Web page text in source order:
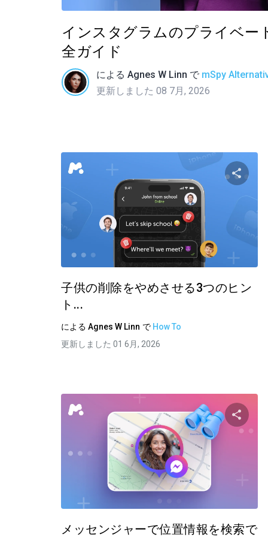
インスタグラムのプライベー
全ガイド
による Agnes W Linn で mSpy
更新しました 08 7月, 2026
こ
ツイッター
子供の削除をやめさせる3つのヒン
ト...
によるAgnes W Linn で How To
更新しました 01 6月, 2026
メッセンジャーで位置情報を検索で